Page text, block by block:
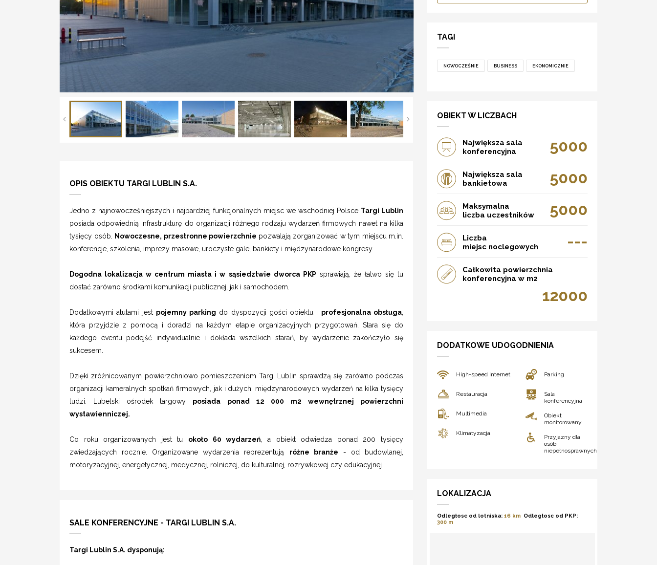
OPIS OBIEKTU TARGI LUBLIN S.A.
Jedno z najnowocześniejszych i najbardziej funkcjonalnych miejsc we wschodniej Polsce Targi Lublin
posiada odpowiednią infrastrukturę do organizacji różnego rodzaju wydarzeń firmowych nawet na kilka
tysięcy osób.
Nowoczesne, przestronne powierzchnie pozwalają zorganizować w tym miejscu m.in.
konferencje, szkolenia, imprezy masowe, uroczyste gale, bankiety i międzynarodowe kongresy.
Dogodna lokalizacja w centrum miasta i w sąsiedztwie dworca PKP sprawiają, że łatwo się tu
dostać zarówno środkami komunikacji publicznej, jak i samochodem.
Dodatkowymi atutami jest pojemny parking do dyspozycji gości obiektu i profesjonalna obsługa
która przyjdzie z pomocą i doradzi na każdym etapie organizacyjnych przygotowań. Stara się do
każdego eventu podejść indywidualnie i dokłada wszelkich starań, by wydarzenie zakończyło się
sukcesem.
Dzięki zróżnicowanym powierzchniowo pomieszczeniom Targi Lublin sprawdzą się zarówno podczas
organizacji kameralnych spotkań firmowych, jak i dużych, międzynarodowych wydarzeń na kilka tysięcy
ludzi. Lubelski ośrodek targowy posiada ponad 12 000 m2 wewnętrznej powierzchni
wystawienniczej.
Co roku organizowanych jest tu około 60 wydarzeń , a obiekt odwiedza ponad 200 tysięcy
zwiedzających rocznie. Organizowane wydarzenia reprezentują różne branże - od budowlanej,
motoryzacyjnej, energetycznej, medycznej, rolniczej, do kulturalnej, rozrywkowej czy edukacyjnej.
SALE KONFERENCYJNE - TARGI LUBLIN S.A.
Targi Lublin S.A. dysponują:
TAGI
NOWOCZEŚNIE BUSINESS EKONOMICZNIE
OBIEKT W LICZBACH
Największa sala
konferencyjna
5000
Największa sala
bankietowa
5000
Maksymalna
liczba uczestników
5000
Liczba
miejsc noclegowych
---
Całkowita powierzchnia
konferencyjna w m2
12000
DODATKOWE UDOGODNIENIA
High-speed Internet Parking
Restauracja
Sala
konferencyjna
Multimedia
Obiekt
monitorowany
Klimatyzacja
Przyjazny dla
osób
niepełnosprawnych
LOKALIZACJA
Odległosc od lotniska: 16 km Odległosc od PKP:
300 m